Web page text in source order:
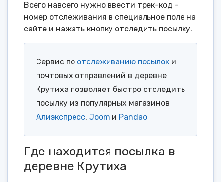
Всего навсего нужно ввести трек-код -
номер отслеживания в специальное поле на
сайте и нажать кнопку отследить посылку.
Сервис по отслеживанию посылок и
почтовых отправлений в деревне
Крутиха позволяет быстро отследить
посылку из популярных магазинов
Алиэкспресс, Joom и Pandao
Где находится посылка в
деревне Крутиха